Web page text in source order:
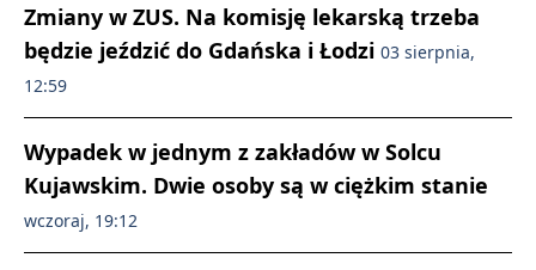
Zmiany w ZUS. Na komisję lekarską trzeba
będzie jeździć do Gdańska i Łodzi 03 sierpnia,
12:59
Wypadek w jednym z zakładów w Solcu
Kujawskim. Dwie osoby są w ciężkim stanie
wczoraj, 19:12